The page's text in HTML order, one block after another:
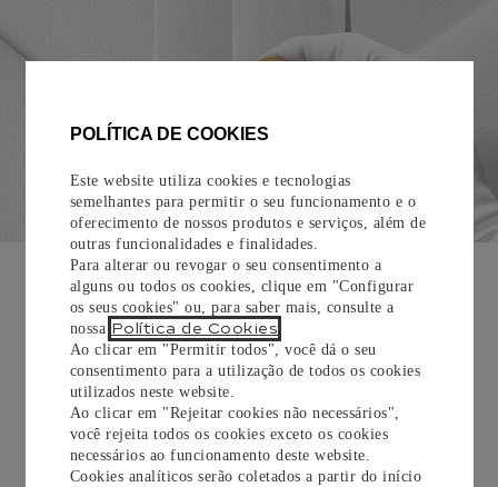
POLÍTICA DE COOKIES
Este website utiliza cookies e tecnologias
semelhantes para permitir o seu funcionamento e o
oferecimento de nossos produtos e serviços, além de
outras funcionalidades e finalidades.
Para alterar ou revogar o seu consentimento a
alguns ou todos os cookies, clique em "Configurar
os seus cookies" ou, para saber mais, consulte a
nossa Política de Cookies
Ao clicar em "Permitir todos", você dá o seu
consentimento para a utilização de todos os cookies
utilizados neste website.
Ao clicar em "Rejeitar cookies não necessários",
você rejeita todos os cookies exceto os cookies
necessários ao funcionamento deste website.
Cookies analíticos serão coletados a partir do início
EMBALAGEM PARA PRESENTE
Todos os pedidos de nossa e-Boutique Cartier são
cuidadosamente embrulhados para presente e oferecem a
opção de adicionar um cartão personalizado.
Saiba mais